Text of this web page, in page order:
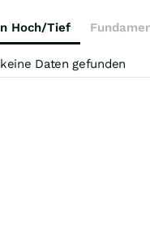
Hoch/Tief
Daten gefunden